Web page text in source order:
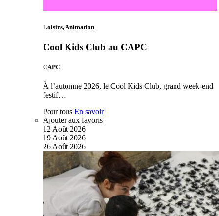
Loisirs, Animation
Cool Kids Club au CAPC
CAPC
À l’automne 2026, le Cool Kids Club, grand week-end
festif…
Pour tous En savoir
Ajouter aux favoris
12 Août 2026
19 Août 2026
26 Août 2026